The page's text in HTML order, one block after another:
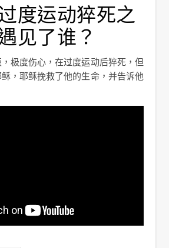
度运动猝死之
见了谁？
，耶稣挽救了他的生命，并告诉他